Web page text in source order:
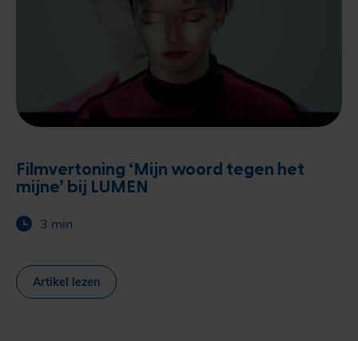
Filmvertoning ‘Mijn woord tegen het
mijne’ bij LUMEN
3 min
Artikel lezen